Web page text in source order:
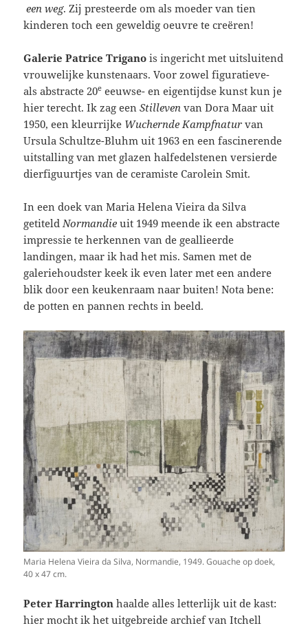
een weg. Zij presteerde om als moeder van tien
kinderen toch een geweldig oeuvre te creëren!
Galerie Patrice Trigano is ingericht met uitsluitend
vrouwelijke kunstenaars. Voor zowel figuratieve-
als abstracte 20e eeuwse- en eigentijdse kunst kun je
hier terecht. Ik zag eenStilleven van Dora Maar uit
1950, een kleurrijke Wuchernde Kampfnatur van
Ursula Schultze-Bluhm uit 1963 en een fascinerende
uitstalling van met glazen halfedelstenen versierde
dierfiguurtjes van de ceramiste Carolein Smit.
In een doek van Maria Helena Vieira da Silva
getiteld Normandie uit 1949 meende ik een abstracte
impressie te herkennen van de geallieerde
landingen, maar ik had het mis. Samen met de
galeriehoudster keek ik even later met een andere
blik door een keukenraam naar buiten! Nota bene:
de potten en pannen rechts in beeld.
Maria Helena Vieira da Silva, Normandie, 1949. Gouache op doek,
40 x 47 cm.
Peter Harringtonhaalde alles letterlijk uit de kast:
hier mocht ik het uitgebreide archief van Itchell